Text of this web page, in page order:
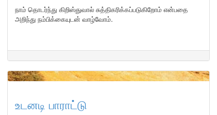
நாம் தொடர்ந்து கிறிஸ்துவால் சுத்திகரிக்கப்படுகிறோம் என்பதை
அறிந்து நம்பிக்கையுடன் வாழ்வோம்.
உடனடி பாராட்டு